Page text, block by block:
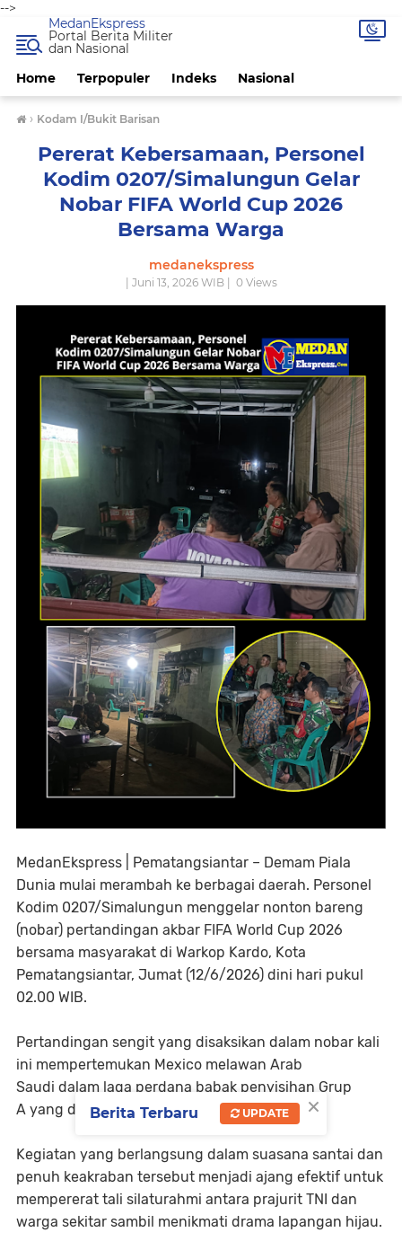
-->
Home Terpopuler Indeks Nasional
MedanEkspress
Portal Berita Militer
dan Nasional
› Kodam I/Bukit Barisan
Pererat Kebersamaan, Personel
Kodim 0207/Simalungun Gelar
Nobar FIFA World Cup 2026
Bersama Warga
medanekspress
| Juni 13, 2026 WIB | 0Views
MedanEkspress | Pematangsiantar – Demam Piala
Dunia mulai merambah ke berbagai daerah. Personel
Kodim 0207/Simalungun menggelar nonton bareng
(nobar) pertandingan akbar FIFA World Cup 2026
bersama masyarakat di Warkop Kardo, Kota
Pematangsiantar, Jumat (12/6/2026) dini hari pukul
02.00 WIB.
Pertandingan sengit yang disaksikan dalam nobar kali
ini mempertemukan Mexico melawan Arab
Saudi dalam laga perdana babak penyisihan Grup
A yang digelar di Stadion Azteca, Mexico City.
Kegiatan yang berlangsung dalam suasana santai dan
penuh keakraban tersebut menjadi ajang efektif untuk
mempererat tali silaturahmi antara prajurit TNI dan
warga sekitar sambil menikmati drama lapangan hijau.
×
Berita Terbaru UPDATE